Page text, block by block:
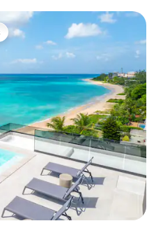
plus appréciés